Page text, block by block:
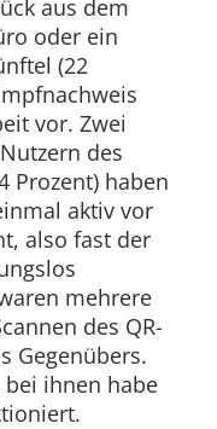
aus dem
oder ein
(22
vor. Zwei
des
Prozent) haben
aktiv vor
also fast der
mehrere
des QR-
Gegenübers.
bei ihnen habe